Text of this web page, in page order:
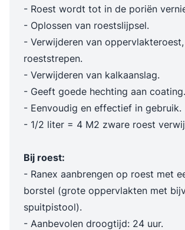
- Roest wordt tot in de poriën
- Oplossen van roestslijpsel.
- Verwijderen van
roeststrepen.
- Verwijderen van kalkaanslag.
- Geeft goede hechting aan coating.
- Eenvoudig en effectief in gebruik.
- 1/2 liter = 4 M2 zware roest
Bij roest:
- Ranex aanbrengen op roest met
borstel (grote oppervlakten met
spuitpistool).
- Aanbevolen droogtijd: 24 uur.